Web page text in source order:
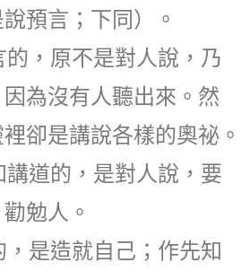
說預言；下同）。
的，原不是對人說，乃
為沒有人聽出來。然
卻是講說各樣的奧祕。
講道的，是對人說，要
勉人。
，是造就自己；作先知